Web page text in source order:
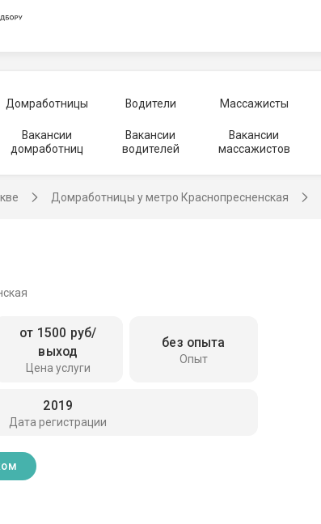
Домработницы Водители Массажисты
Вакансии
домработниц
Вакансии
водителей
Вакансии
массажистов
Домработницы у метро Краснопресненская
Цена услуги
от 1500 руб/
выход
Опыт
без опыта
Дата регистрации
2019